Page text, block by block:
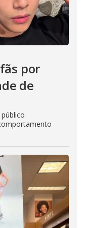
por
de